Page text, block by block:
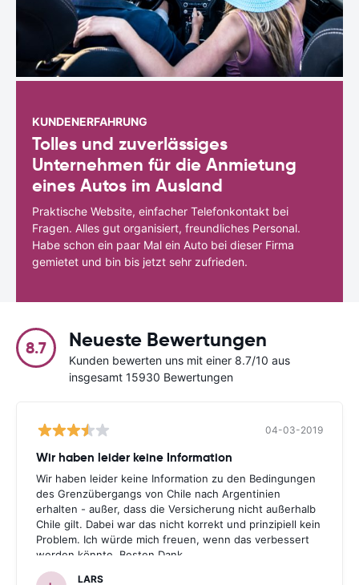
KUNDENERFAHRUNG
Tolles und zuverlässiges
Unternehmen für die Anmietung
eines Autos im Ausland
Praktische Website, einfacher Telefonkontakt bei
Fragen. Alles gut organisiert, freundliches Personal.
Habe schon ein paar Mal ein Auto bei dieser Firma
gemietet und bin bis jetzt sehr zufrieden.
8.7 Neueste Bewertungen
Kunden bewerten uns mit einer 8.7/10 aus
insgesamt 15930 Bewertungen
04-03-2019
Wir haben leider keine Information
Wir haben leider keine Information zu den Bedingungen
des Grenzübergangs von Chile nach Argentinien
erhalten - außer, dass die Versicherung nicht außerhalb
Chile gilt. Dabei war das nicht korrekt und prinzipiell kein
Problem. Ich würde mich freuen, wenn das verbessert
werden könnte. Besten Dank.
LARS